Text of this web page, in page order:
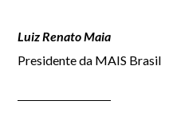
Luiz Renato Maia
Presidente da MAIS Brasil